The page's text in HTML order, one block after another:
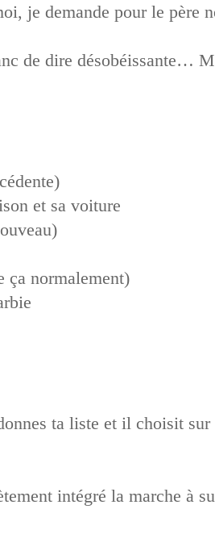
je demande pour le père
de dire désobéissante…
et sa voiture
ça normalement)
ta liste et il choisit
intégré la marche à